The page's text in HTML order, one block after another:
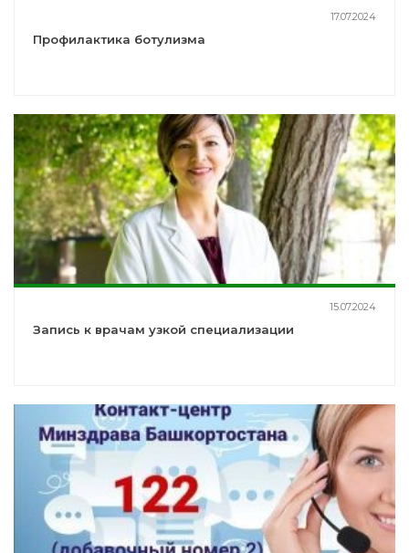
17.07.2024
Профилактика ботулизма
15.07.2024
Запись к врачам узкой специализации